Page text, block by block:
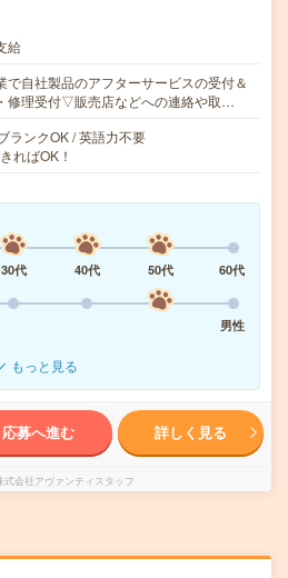
給
で自社製品のアフターサービスの受付＆
修理受付▽販売店などへの連絡や取…
ランクOK / 英語力不要
ればOK！
30代 40代 50代
60代
男性
もっと見る
応募へ進む 詳しく見る
式会社アヴァンティスタッフ